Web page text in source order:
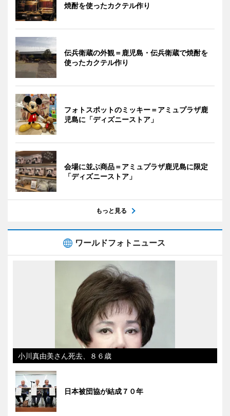
焼酎を使ったカクテル作り
伝兵衛蔵の外観＝鹿児島・伝兵衛蔵で焼酎を
使ったカクテル作り
フォトスポットのミッキー＝アミュプラザ鹿
児島に「ディズニーストア」
会場に並ぶ商品＝アミュプラザ鹿児島に限定
「ディズニーストア」
もっと見る
ワールドフォトニュース
小川真由美さん死去、８６歳
日本被団協が結成７０年